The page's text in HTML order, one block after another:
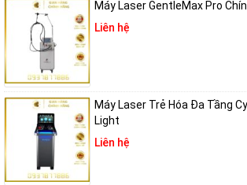
Máy Laser GentleMax Pro
Liên hệ
Máy Laser Trẻ Hóa Đa Tầng
Light
Liên hệ